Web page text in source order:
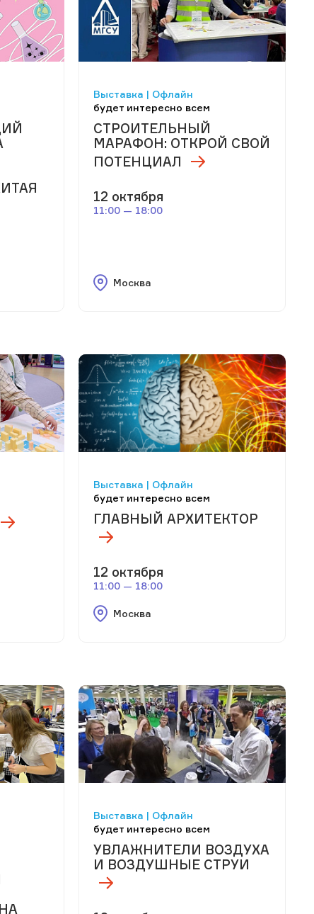
Выставка | Офлайн
будет интересно всем
СТРОИТЕЛЬНЫЙ
МАРАФОН: ОТКРОЙ СВОЙ
ПОТЕНЦИАЛ
12 октября
11:00 — 18:00
Москва
Выставка | Офлайн
будет интересно всем
ГЛАВНЫЙ АРХИТЕКТОР
12 октября
11:00 — 18:00
Москва
Выставка | Офлайн
будет интересно всем
УВЛАЖНИТЕЛИ ВОЗДУХА
И ВОЗДУШНЫЕ СТРУИ